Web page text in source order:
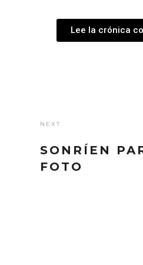
Lee la crónica
NEXT
SONRÍEN
FOTO